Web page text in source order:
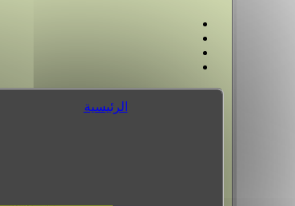
الرئيسية